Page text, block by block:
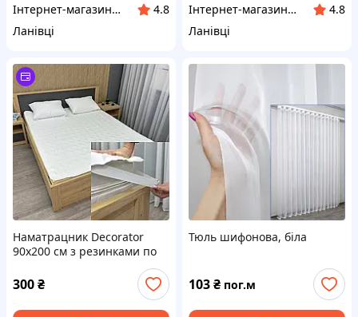
Інтернет-магазин "VR-Textil"
4.8
Ланівці
Інтернет-магазин "VR-Textil"
4.8
Ланівці
Наматрацник Decorator
90х200 см з резинками по
300₴
Тюль шифонова, біла
103₴ пог.м